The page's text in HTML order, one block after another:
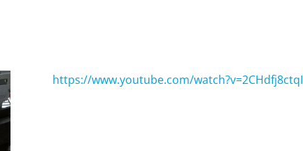
https://www.youtube.com/watch?v=2CHdfj8ctqI